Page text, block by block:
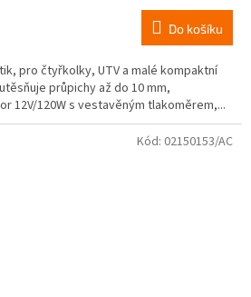
Do košíku
pro čtyřkolky, UTV a malé kompaktní
průpichy až do 10 mm,
12V/120W s vestavěným tlakoměrem,...
Kód: 02150153/AC